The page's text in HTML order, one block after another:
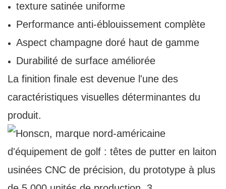
texture satinée uniforme
Performance anti-éblouissement complète
Aspect champagne doré haut de gamme
Durabilité de surface améliorée
La finition finale est devenue l'une des
caractéristiques visuelles déterminantes du
produit.